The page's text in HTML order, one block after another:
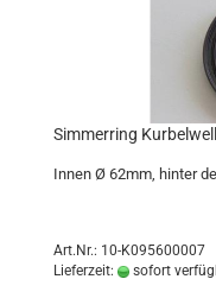
Simmerring
Innen Ø 62mm, hinter
Art.Nr.: 10-K095600007
Lieferzeit:
sofort